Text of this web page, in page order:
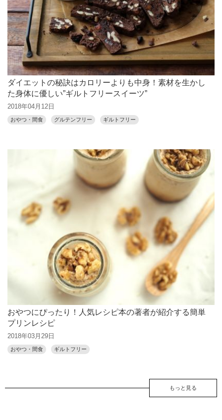
ダイエットの秘訣はカロリーよりも中身！素材を生かし
た身体に優しい”ギルトフリースイーツ”
2018年04月12日
おやつ・間食 グルテンフリー ギルトフリー
おやつにぴったり！人気レシピ本の著者が紹介する簡単
プリンレシピ
2018年03月29日
おやつ・間食 ギルトフリー
もっと見る